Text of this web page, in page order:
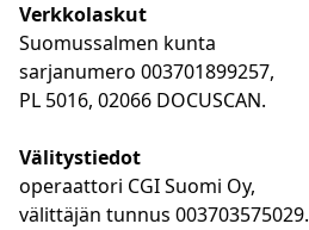
Verkkolaskut
Suomussalmen kunta
sarjanumero 003701899257,
PL 5016, 02066 DOCUSCAN.
Välitystiedot
operaattori CGI Suomi Oy,
välittäjän tunnus 003703575029.